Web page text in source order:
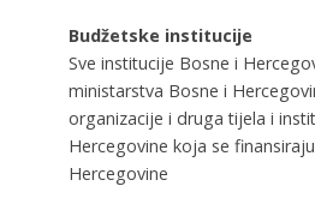
Budžetske institucije
Sve institucije Bosne i
ministarstva Bosne i
organizacije i druga tijela i
Hercegovine koja se
Hercegovine